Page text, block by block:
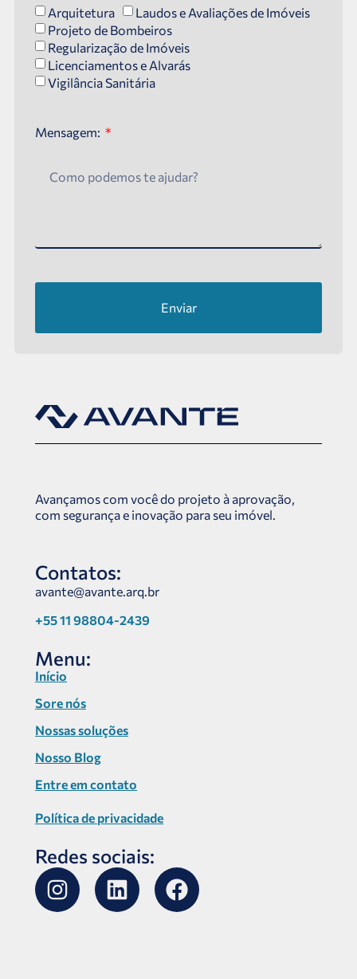
Arquitetura
Laudos e Avaliações de Imóveis
Projeto de Bombeiros
Regularização de Imóveis
Licenciamentos e Alvarás
Vigilância Sanitária
Mensagem:
Enviar
Avançamos com você do projeto à aprovação,
com segurança e inovação para seu imóvel.
Contatos:
avante@avante.arq.br
+55 11 98804-2439
Menu:
Início
Sore nós
Nossas soluções
Nosso Blog
Entre em contato
Política de privacidade
Redes sociais: